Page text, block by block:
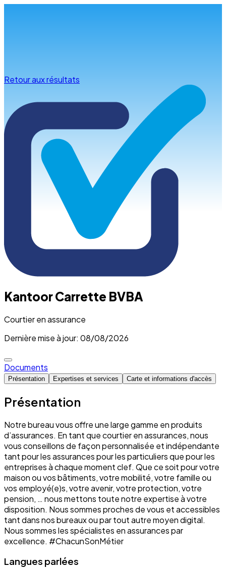
Retour aux résultats
Kantoor Carrette BVBA
Courtier en assurance
Dernière mise à jour: 08/08/2026
Documents
Présentation Expertises et services Carte et informations d'accès
Présentation
Notre bureau vous offre une large gamme en produits
d’assurances. En tant que courtier en assurances, nous
vous conseillons de façon personnalisée et indépendante
tant pour les assurances pour les particuliers que pour les
entreprises à chaque moment clef. Que ce soit pour votre
maison ou vos bâtiments, votre mobilité, votre famille ou
vos employé(e)s, votre avenir, votre protection, votre
pension, … nous mettons toute notre expertise à votre
disposition. Nous sommes proches de vous et accessibles
tant dans nos bureaux ou par tout autre moyen digital.
Nous sommes les spécialistes en assurances par
excellence. #ChacunSonMétier
Langues parlées